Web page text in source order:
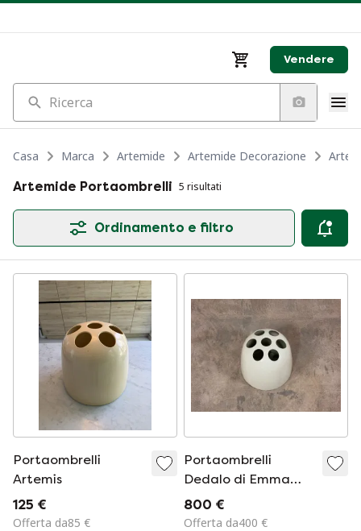
Vendere
Ricerca
Casa Marca Artemide Artemide Decorazione
Artemide Portaombrelli 5 risultati
Ordinamento e filtro
Portaombrelli
Artemis
125 €
Offerta da85 €
Portaombrelli
Dedalo di Emma
Gismondi
Schweinberger per
800 €
Offerta da400 €